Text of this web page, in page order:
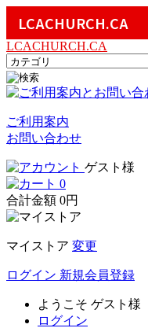
LCACHURCH.CA
LCACHURCH.CA
ご利用案内
お問い合わせ
ゲスト様
0
合計金額 0円
マイストア 変更
ログイン 新規会員登録
ようこそ ゲスト様
ログイン